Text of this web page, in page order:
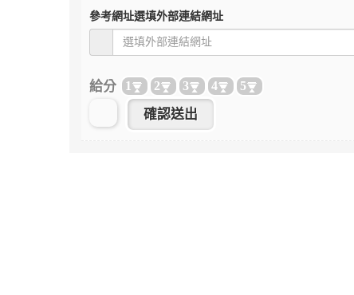
參考網址選填外部連結網址
給分 1 2 3 4 5